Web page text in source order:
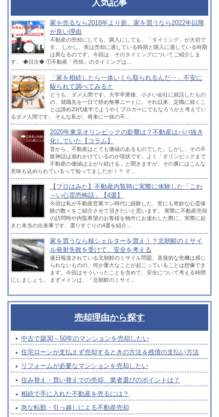
人気記事
家を売るなら2018年より前、家を買うなら2022年以降
が良い理由
不動産の売却にしても、購入にしても、「タイミング」が大切で
す。 しかし、実は売却に適している時期と購入に適している時期
は異なるのです。今回は、そのタイミングについてご紹介しま
す。 ◆目次◆ ①不動産「売却」のタイミングは...
「家を相続したら一体いくら取られるんだ‥」不安に
駆られて調べてみると
どうも、ダメ人間です。大学卒業後、小さい会社に就活したもの
の、就職先を一日で辞め無事ニートに。それ以来、定職に就くこ
とは諦め20代後半でようやくブロガーにでもなろうかと考えてい
るダメ人間です。 そんな私が、将来に一抹の不...
2020年東京オリンピックの影響は？不動産はババ抜き
化していた【コラム】
昔から、不動産はとても価値のあるものでした。しかし、その不
敗神話は崩れかけているのが現状です。よく「オリンピックまで
不動産の価値は上がり続ける」と聞きますが、その裏にはこんな
意味も込められているって知ってましたか！？ そ...
【プロはみた】不動産内覧時に実際に体験した「こわ
～い心霊恐怖話」【4選】
今回は私が不動産営業マン時代に経験した、世にも奇妙な心霊体
験の数々をご紹介させて頂きたいと思います。 実際に不動産売却
の訪問時や内覧希望のお客様を物件にお連れした際に、実際に起
きた本当の出来事です。選りすぐりの4選を紹介...
家を買うなら核シェルターを買え！？北朝鮮のミサイ
ル発射失敗を受けて、安全を考える
連日報道されている北朝鮮のミサイル問題、直接的な危機は感じ
られないものの、何か重大なことが起こっていることは想像でき
ます。今回はそういったことを含めて、安全について考える時間
にしましょう。 まずメインは、「北朝鮮のミサイ...
売却理由から探す
中古で築30～50年のマンションを売却したい
住宅ローンが支払えず売却するときの方法＆残債の支払い方法
リフォームが必要なマンションを売却したい
住み替え・買い替えでの売却、業者選びのポイントは？
相続で手に入れた不動産を売るには？
急な転勤・引っ越しによる不動産売却